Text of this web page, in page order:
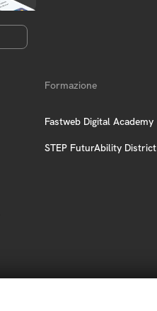
Formazione
Fastweb Digital Academy
STEP FuturAbility District